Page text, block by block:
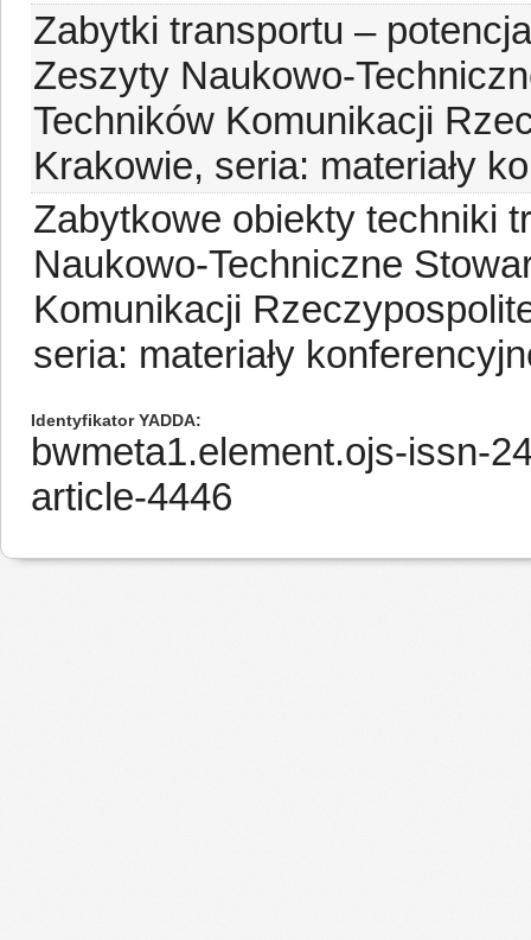
Zabytki transportu –
Zeszyty Naukowo-
Techników Komunikacji
Krakowie, seria: materiały
Zabytkowe obiekty techniki
Naukowo-Techniczne
Komunikacji
seria: materiały
Identyfikator YADDA
bwmeta1.element.ojs-issn-
article-4446